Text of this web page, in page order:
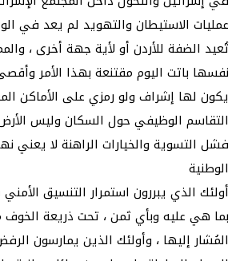
عمليات الاستيطان والتهويد لم يعد في
تُعيد الضفة للأردن أو لأية جهة أخرى ،
نفسها باتت اليوم مقتنعة بهذا الأمر
يكون لها إشراف ولو رمزي على الأماكن
التقاسم الوظيفي حول السكان وليس
فشل التسوية والخيارات الراهنة لا يعني
الوطنية
أولئك الذي يبررون استمرار التنسيق
بما هي عليه وبأي ثمن ، تحت ذريعة الخوف
المُشار إليها ، وأولئك الذين يمارسون